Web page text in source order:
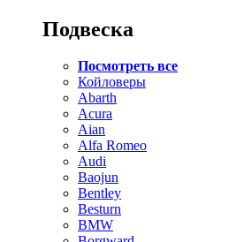
Подвеска
Посмотреть все
Койловеры
Abarth
Acura
Aian
Alfa Romeo
Audi
Baojun
Bentley
Besturn
BMW